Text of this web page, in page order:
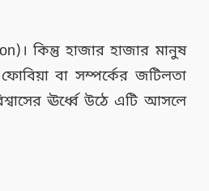
কিন্তু হাজার হাজার মানুষ
বা সম্পর্কের জটিলতা
ঊর্ধ্বে উঠে এটি আসলে